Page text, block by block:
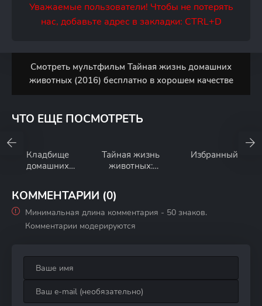
Уважаемые пользователи! Чтобы не потерять
нас, добавьте адрес в закладки: CTRL+D
Смотреть мультфильм Тайная жизнь домашних
животных (2016) бесплатно в хорошем качестве
ЧТО ЕЩЕ ПОСМОТРЕТЬ
Кладбище
домашних
Кровные узы
Тайная жизнь
животных:
приключения
Избранный
КОММЕНТАРИИ (0)
Минимальная длина комментария - 50 знаков.
Комментарии модерируются